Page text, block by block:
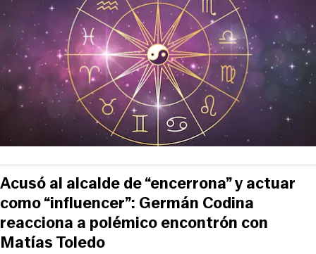
Acusó al alcalde de “encerrona” y actuar
como “influencer”: Germán Codina
reacciona a polémico encontrón con
Matías Toledo